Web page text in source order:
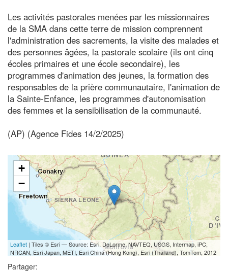
Les activités pastorales menées par les missionnaires
de la SMA dans cette terre de mission comprennent
l'administration des sacrements, la visite des malades et
des personnes âgées, la pastorale scolaire (ils ont cinq
écoles primaires et une école secondaire), les
programmes d'animation des jeunes, la formation des
responsables de la prière communautaire, l'animation de
la Sainte-Enfance, les programmes d'autonomisation
des femmes et la sensibilisation de la communauté.
(AP) (Agence Fides 14/2/2025)
+
−
Leaflet | Tiles © Esri — Source: Esri, DeLorme, NAVTEQ, USGS, Intermap, iPC,
NRCAN, Esri Japan, METI, Esri China (Hong Kong), Esri (Thailand), TomTom, 2012
Partager: